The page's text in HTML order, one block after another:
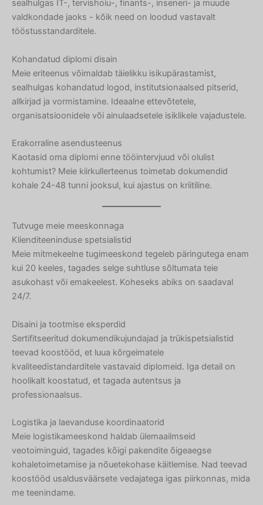
sealhulgas IT-, tervishoiu-, finants-, inseneri- ja muude
valdkondade jaoks - kõik need on loodud vastavalt
tööstusstandarditele.
Kohandatud diplomi disain
Meie eriteenus võimaldab täielikku isikupärastamist,
sealhulgas kohandatud logod, institutsionaalsed pitserid,
allkirjad ja vormistamine. Ideaalne ettevõtetele,
organisatsioonidele või ainulaadsetele isiklikele vajadustele.
Erakorraline asendusteenus
Kaotasid oma diplomi enne tööintervjuud või olulist
kohtumist? Meie kiirkullerteenus toimetab dokumendid
kohale 24-48 tunni jooksul, kui ajastus on kriitiline.
Tutvuge meie meeskonnaga
Klienditeeninduse spetsialistid
Meie mitmekeelne tugimeeskond tegeleb päringutega enam
kui 20 keeles, tagades selge suhtluse sõltumata teie
asukohast või emakeelest. Koheseks abiks on saadaval
24/7.
Disaini ja tootmise eksperdid
Sertifitseeritud dokumendikujundajad ja trükispetsialistid
teevad koostööd, et luua kõrgeimatele
kvaliteedistandarditele vastavaid diplomeid. Iga detail on
hoolikalt koostatud, et tagada autentsus ja
professionaalsus.
Logistika ja laevanduse koordinaatorid
Meie logistikameeskond haldab ülemaailmseid
veotoiminguid, tagades kõigi pakendite õigeaegse
kohaletoimetamise ja nõuetekohase käitlemise. Nad teevad
koostööd usaldusväärsete vedajatega igas piirkonnas, mida
me teenindame.